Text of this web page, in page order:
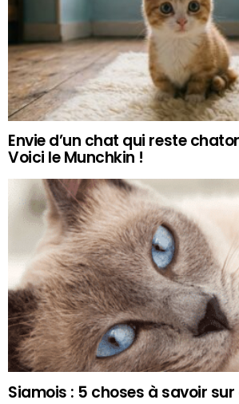
Envie d’un chat qui reste
Voici le Munchkin !
Siamois : 5 choses à savoir